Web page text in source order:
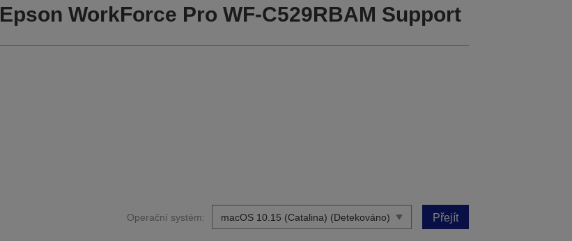
Epson WorkForce Pro WF-C529RBAM Support
Operační systém: Přejít